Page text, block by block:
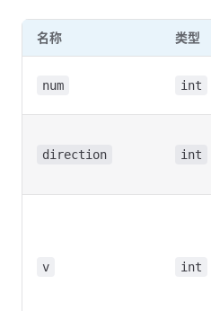
名称 类型
num int
direction int
v int